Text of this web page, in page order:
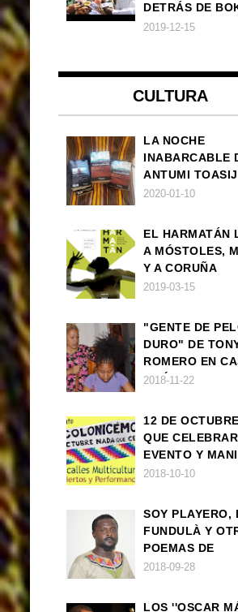
DETRÁS DE
HARAM
2019-12-15
CULTURA
LA NOCHE
INABARCABLE
ANTUMI
NOVELA
2020-01-10
EL HARMATÁN
A MÓSTOLES,
Y A CORUÑA
2019-03-15
"GENTE DE
DURO" DE
ROMERO EN
AMÉRICA
2018-11-22
12 DE
QUE
EVENTO Y
2018-10-10
SOY PLAYERO,
FUNDULÀ Y
POEMAS DE
FRANCISCO
2018-09-28
LOS ''OSCAR